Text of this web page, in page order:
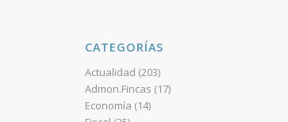
CATEGORÍAS
Actualidad (203)
Admon.Fincas (17)
Economía (14)